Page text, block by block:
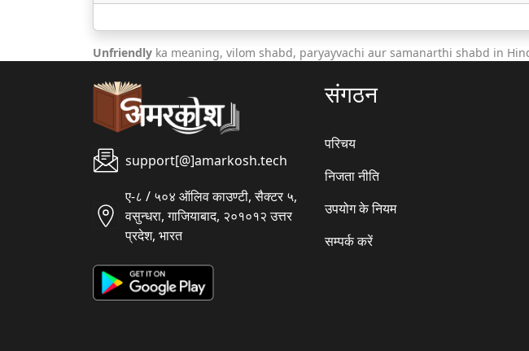
Unfriendly ka meaning, vilom shabd, paryayvachi aur samanarthi shabd in
support[@]amarkosh.tech
ए-८ / ५०४ ऑलिव काउण्टी, सैक्टर ५,
वसुन्धरा, गाजियाबाद, २०१०१२ उत्तर
प्रदेश, भारत
संगठन
परिचय
निजता नीति
उपयोग के नियम
सम्पर्क करें